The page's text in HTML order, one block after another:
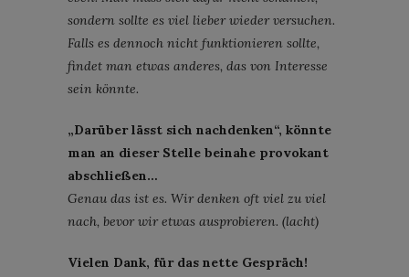
sondern sollte es viel lieber wieder versuchen.
Falls es dennoch nicht funktionieren sollte,
findet man etwas anderes, das von Interesse
sein könnte.
„Darüber lässt sich nachdenken“, könnte
man an dieser Stelle beinahe provokant
abschließen…
Genau das ist es. Wir denken oft viel zu viel
nach, bevor wir etwas ausprobieren. (lacht)
Vielen Dank, für das nette Gespräch!